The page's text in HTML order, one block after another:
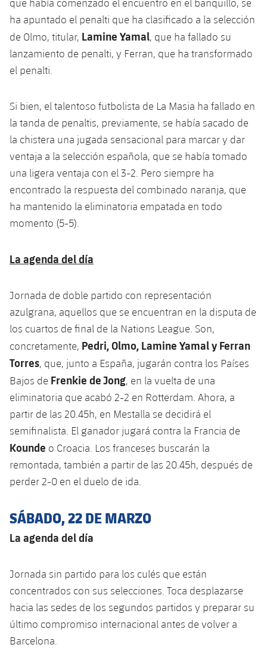
ha apuntado el penalti que ha clasificado a la selección
de Olmo, titular, Lamine Yamal, que ha fallado su
lanzamiento de penalti, y Ferran, que ha transformado
el penalti.
Si bien, el talentoso futbolista de La Masia ha fallado en
la tanda de penaltis, previamente, se había sacado de
la chistera una jugada sensacional para marcar y dar
ventaja a la selección española, que se había tomado
una ligera ventaja con el 3-2. Pero siempre ha
encontrado la respuesta del combinado naranja, que
ha mantenido la eliminatoria empatada en todo
momento (5-5).
La agenda del día
Jornada de doble partido con representación
azulgrana, aquellos que se encuentran en la disputa de
los cuartos de final de la Nations League. Son,
concretamente, Pedri, Olmo, Lamine Yamal y Ferran
Torres, que, junto a España, jugarán contra los Países
Bajos de Frenkie de Jong, en la vuelta de una
eliminatoria que acabó 2-2 en Rotterdam. Ahora, a
partir de las 20.45h, en Mestalla se decidirá el
semifinalista. El ganador jugará contra la Francia de
Kounde o Croacia. Los franceses buscarán la
remontada, también a partir de las 20.45h, después de
perder 2-0 en el duelo de ida.
SÁBADO, 22 DE MARZO
La agenda del día
Jornada sin partido para los culés que están
concentrados con sus selecciones. Toca desplazarse
hacia las sedes de los segundos partidos y preparar su
último compromiso internacional antes de volver a
Barcelona.